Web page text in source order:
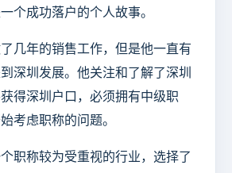
个成功落户的个人故事。
几年的销售工作，但是他一直有
深圳发展。他关注和了解了深圳
得深圳户口，必须拥有中级职
考虑职称的问题。
职称较为受重视的行业，选择了